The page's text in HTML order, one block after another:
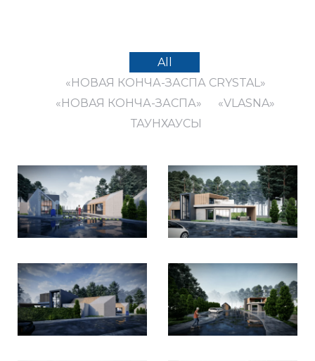
All
«НОВАЯ КОНЧА-ЗАСПА CRYSTAL»
«НОВАЯ КОНЧА-ЗАСПА»
«VLASNA»
ТАУНХАУСЫ